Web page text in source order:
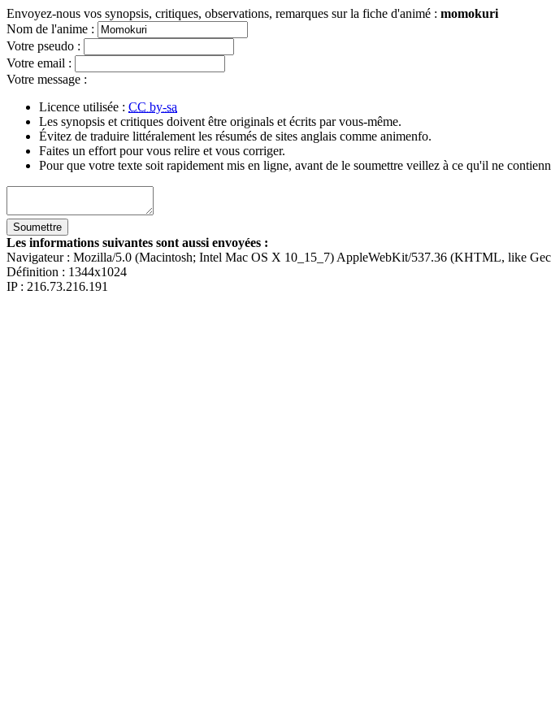
Envoyez-nous vos synopsis, critiques, observations, remarques sur la fiche d'animé : momokuri
Nom de l'anime :
Votre pseudo :
Votre email :
Votre message :
Licence utilisée : CC by-sa
Les synopsis et critiques doivent être originals et écrits par vous-même.
Évitez de traduire littéralement les résumés de sites anglais comme animenfo.
Faites un effort pour vous relire et vous corriger.
Pour que votre texte soit rapidement mis en ligne, avant de le soumettre veillez à ce qu'il ne
Les informations suivantes sont aussi envoyées :
Navigateur : Mozilla/5.0 (Macintosh; Intel Mac OS X 10_15_7) AppleWebKit/537.36 (KHTML, like
Définition : 1344x1024
IP : 216.73.216.191